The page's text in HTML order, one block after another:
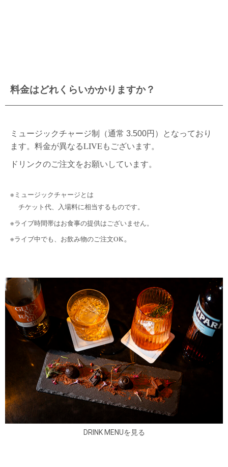
料金はどれくらいかかりますか？
ミュージックチャージ制（通常 3.500円 ）となっており
ます。料金が異なるLIVEもございます。
ドリンクのご注文をお願いしています。
※ミュージックチャージとは
チケット代、入場料に相当するものです。
※ライブ時間帯はお食事の提供はございません。
※ライブ中でも、お飲み物のご注文OK。
DRINK MENUを見る